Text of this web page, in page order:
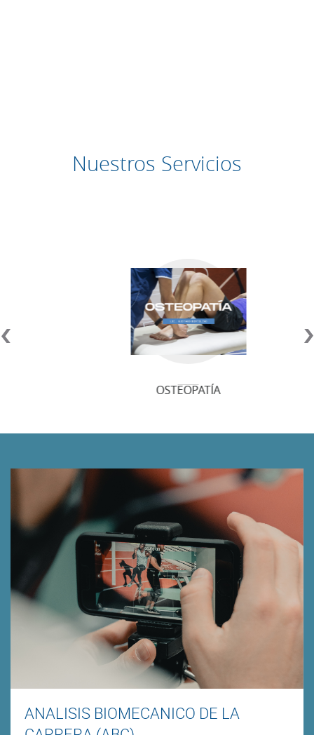
Nuestros Servicios
OSTEOPATÍA
ANALISIS BIOMECANICO DE LA